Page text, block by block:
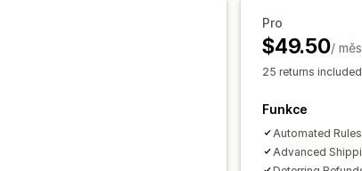
Pro
$49.50/
25 returns
Funkce
Automated
Advanced